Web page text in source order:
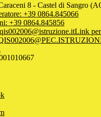
8 - Castel di Sangro
+39 0864.845066
+39 0864.845856
Link